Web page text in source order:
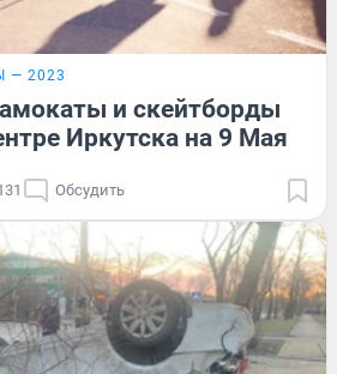
— 2023
и скейтборды
Иркутска на 9 Мая
Обсудить